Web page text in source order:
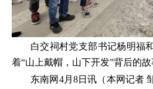
白交祠村党支部书记杨明福
着“山上戴帽，山下开发”背后的
东南网4月8日讯（本网记者